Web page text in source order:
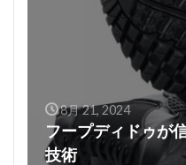
8月 21, 2024
フープディドゥが
技術